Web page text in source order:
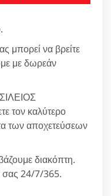
μπορεί να βρείτε
με δωρεάν
τον καλύτερο
των αποχετεύσεων
διακόπτη.
σας 24/7/365.